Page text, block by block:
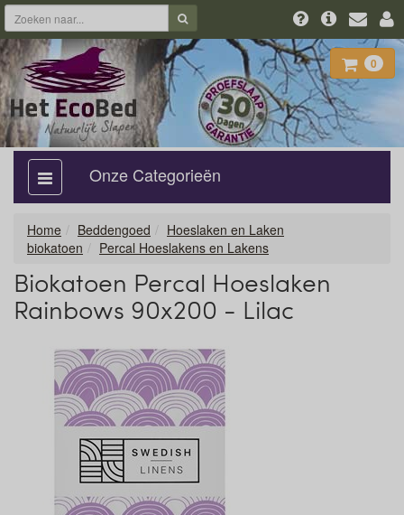
0
categorie
aan,
Onze Categorieën
Home Beddengoed
Hoeslaken en Laken
biokatoen
Percal Hoeslakens en Lakens
Biokatoen Percal Hoeslaken
Rainbows 90x200 - Lilac